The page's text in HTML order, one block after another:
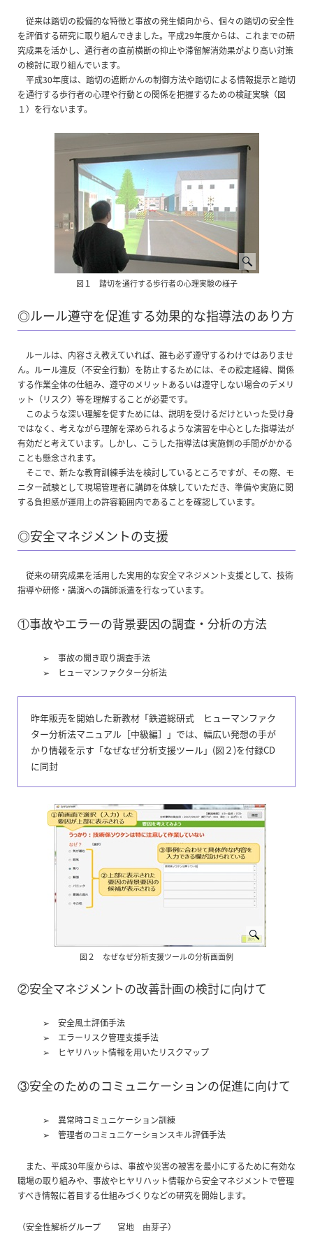
従来は踏切の設備的な特徴と事故の発生傾向から、個々の踏切の安全性
を評価する研究に取り組んできました。平成29年度からは、これまでの研
究成果を活かし、通行者の直前横断の抑止や滞留解消効果がより高い対策
の検討に取り組んでいます。
平成30年度は、踏切の遮断かんの制御方法や踏切による情報提示と踏切
を通行する歩行者の心理や行動との関係を把握するための検証実験（図
１）を行ないます。
図１ 踏切を通行する歩行者の心理実験の様子
◎ルール遵守を促進する効果的な指導法のあり方
ルールは、内容さえ教えていれば、誰も必ず遵守するわけではありませ
ん。ルール違反（不安全行動）を防止するためには、その設定経緯、関係
する作業全体の仕組み、遵守のメリットあるいは遵守しない場合のデメリ
ット（リスク）等を理解することが必要です。
このような深い理解を促すためには、説明を受けるだけといった受け身
ではなく、考えながら理解を深められるような演習を中心とした指導法が
有効だと考えています。しかし、こうした指導法は実施側の手間がかかる
ことも懸念されます。
そこで、新たな教育訓練手法を検討しているところですが、その際、モ
ニター試験として現場管理者に講師を体験していただき、準備や実施に関
する負担感が運用上の許容範囲内であることを確認しています。
◎安全マネジメントの支援
従来の研究成果を活用した実用的な安全マネジメント支援として、技術
指導や研修・講演への講師派遣を行なっています。
①事故やエラーの背景要因の調査・分析の方法
➢ 事故の聞き取り調査手法
➢ ヒューマンファクター分析法
昨年販売を開始した新教材「鉄道総研式 ヒューマンファク
ター分析法マニュアル［中級編］」では、幅広い発想の手が
かり情報を示す「なぜなぜ分析支援ツール」(図２)を付録CD
に同封
図２ なぜなぜ分析支援ツールの分析画面例
②安全マネジメントの改善計画の検討に向けて
➢ 安全風土評価手法
➢ エラーリスク管理支援手法
➢ ヒヤリハット情報を用いたリスクマップ
③安全のためのコミュニケーションの促進に向けて
➢ 異常時コミュニケーション訓練
➢ 管理者のコミュニケーションスキル評価手法
また、平成30年度からは、事故や災害の被害を最小にするために有効な
職場の取り組みや、事故やヒヤリハット情報から安全マネジメントで管理
すべき情報に着目する仕組みづくりなどの研究を開始します。
（安全性解析グループ 宮地 由芽子）